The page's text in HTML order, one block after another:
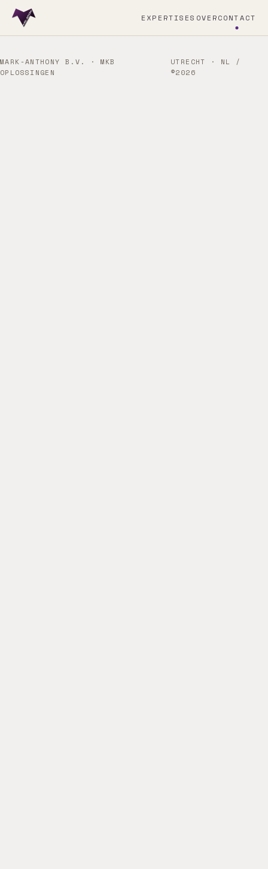
EXPERTISES OVERCONTACT
MARK-ANTHONY B.V. · MKB
OPLOSSINGEN
UTRECHT · NL /
©2026